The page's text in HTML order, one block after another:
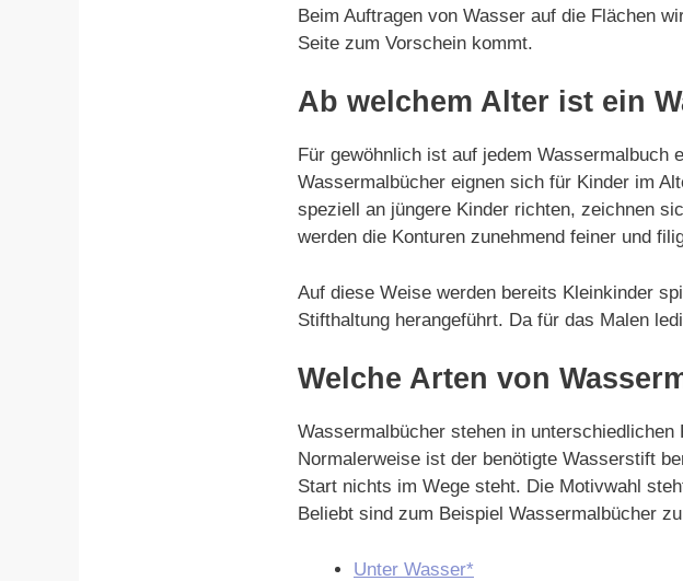
Beim Auftragen von Wasser auf die Flächen
Seite zum Vorschein kommt.
Ab welchem Alter ist ein
Für gewöhnlich ist auf jedem Wassermalbuch
Wassermalbücher eignen sich für Kinder im
speziell an jüngere Kinder richten, zeichnen
werden die Konturen zunehmend feiner und
Auf diese Weise werden bereits Kleinkinder
Stifthaltung herangeführt. Da für das Malen
Welche Arten von
Wassermalbücher stehen in
Normalerweise ist der benötigte Wasserstift
Start nichts im Wege steht. Die Motivwahl
Beliebt sind zum Beispiel Wassermalbücher
Unter Wasser*